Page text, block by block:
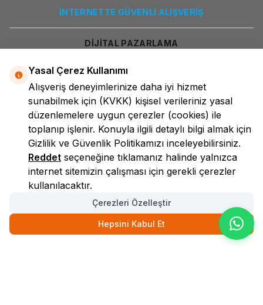
İNTERNETTE GÜVENLİ ALIŞVERİŞ
DİJİTAL PAZARLAMA
LokmanAVM
Yasal Çerez Kullanımı
Alışveriş deneyimlerinize daha iyi hizmet
sunabilmek için (KVKK) kişisel verileriniz yasal
düzenlemelere uygun çerezler (cookies) ile
toplanıp işlenir. Konuyla ilgili detaylı bilgi almak için
Gizlilik ve Güvenlik Politikamızı inceleyebilirsiniz.
Reddet seçeneğine tıklamanız halinde yalnızca
internet sitemizin çalışması için gerekli çerezler
kullanılacaktır.
Çerezleri Özelleştir
Hepsini Kabul Et